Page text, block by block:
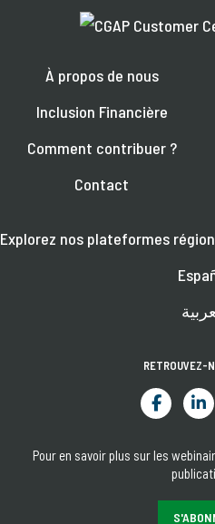
À propos de nous
Inclusion Financière
Comment contribuer ?
Contact
Explorez nos plateformes
RETROUVEZ-
Pour en savoir plus sur les